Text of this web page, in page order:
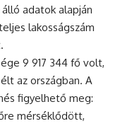
adatok alapján
lakosságszám
9 917 344 fő volt,
az országban. A
figyelhető meg:
mérséklődött,